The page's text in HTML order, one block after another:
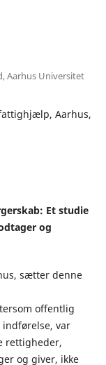
Aarhus Universitet
Aarhus,
Et studie
og
sætter denne
offentlig
var
rettigheder,
og giver, ikke